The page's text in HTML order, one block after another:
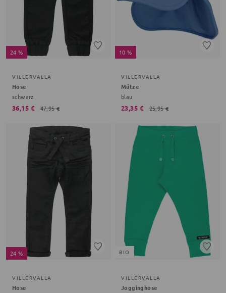
24 %
VILLERVALLA
Hose
schwarz
36,15 € 47,95 €
10 %
VILLERVALLA
Mütze
blau
23,35 € 25,95 €
24 %
VILLERVALLA
Hose
BIO
VILLERVALLA
Jogginghose